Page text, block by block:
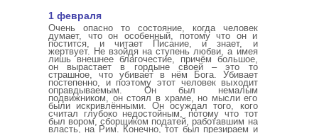
1 февраля
Очень опасно то состояние, когда человек
думает, что он особенный, потому что он и
постится, и читает Писание, и знает, и
жертвует. Не взойдя на ступень любви, а имея
лишь внешнее благочестие, причём большое,
он вырастает в гордыне своей – это то
страшное, что убивает в нём Бога. Убивает
постепенно, и поэтому этот человек выходит
оправдываемым. Он был немалым
подвижником, он стоял в храме, но мысли его
были искривлёнными. Он осуждал того, кого
считал глубоко недостойным, потому что тот
был вором, сборщиком податей, работавшим на
власть, на Рим. Конечно, тот был презираем и